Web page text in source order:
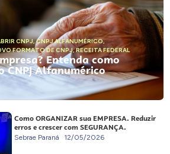
CNPJ,CNPJ ALFANUMÉRICO,
FORMATO DE CNPJ,RECEITA FEDERAL
Entenda como
CNPJ Alfanumérico
Como ORGANIZAR sua EMPRESA. Reduzir
erros e crescer com SEGURANÇA.
Sebrae Paraná 12/05/2026